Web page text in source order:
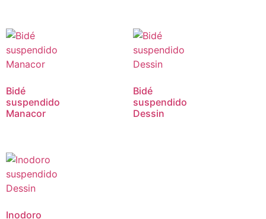
Bidé
suspendido
Manacor
Bidé
suspendido
Dessin
Inodoro